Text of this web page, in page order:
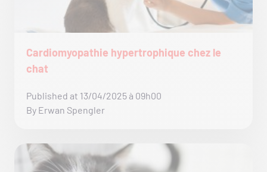
Cardiomyopathie hypertrophique chez le
chat
Published at 13/04/2025 à 09h00
By Erwan Spengler